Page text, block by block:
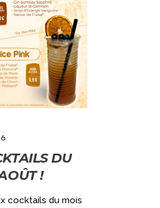
DU
!
cocktails du mois